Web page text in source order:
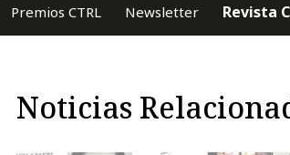
Premios CTRL Newsletter Revista
Noticias